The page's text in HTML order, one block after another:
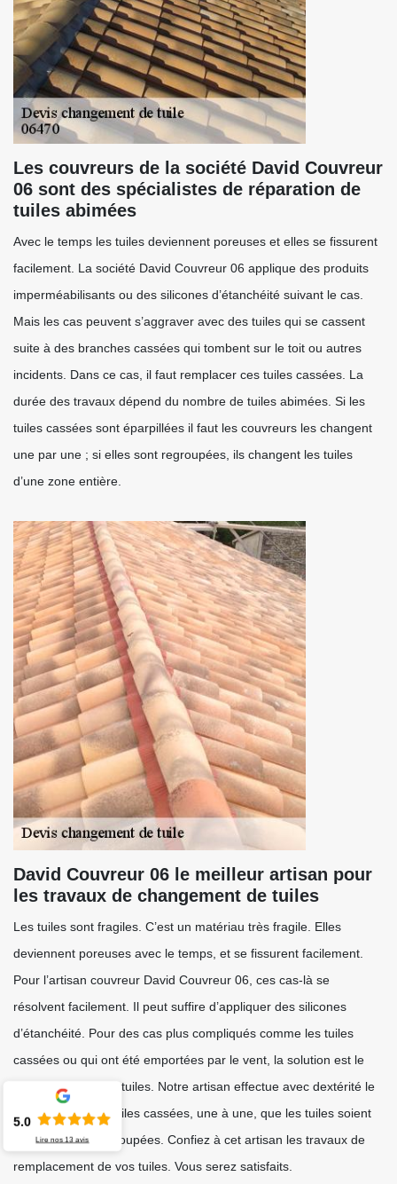
Les couvreurs de la société David Couvreur
06 sont des spécialistes de réparation de
tuiles abimées
Avec le temps les tuiles deviennent poreuses et elles se fissurent
facilement. La société David Couvreur 06 applique des produits
imperméabilisants ou des silicones d’étanchéité suivant le cas.
Mais les cas peuvent s’aggraver avec des tuiles qui se cassent
suite à des branches cassées qui tombent sur le toit ou autres
incidents. Dans ce cas, il faut remplacer ces tuiles cassées. La
durée des travaux dépend du nombre de tuiles abimées. Si les
tuiles cassées sont éparpillées il faut les couvreurs les changent
une par une ; si elles sont regroupées, ils changent les tuiles
d’une zone entière.
David Couvreur 06 le meilleur artisan pour
les travaux de changement de tuiles
Les tuiles sont fragiles. C’est un matériau très fragile. Elles
deviennent poreuses avec le temps, et se fissurent facilement.
Pour l’artisan couvreur David Couvreur 06, ces cas-là se
résolvent facilement. Il peut suffire d’appliquer des silicones
d’étanchéité. Pour des cas plus compliqués comme les tuiles
cassées ou qui ont été emportées par le vent, la solution est le
remplacement des tuiles. Notre artisan effectue avec dextérité le
changement des tuiles cassées, une à une, que les tuiles soient
éparpillées ou regroupées. Confiez à cet artisan les travaux de
remplacement de vos tuiles. Vous serez satisfaits.
5.0
Lire nos13 avis